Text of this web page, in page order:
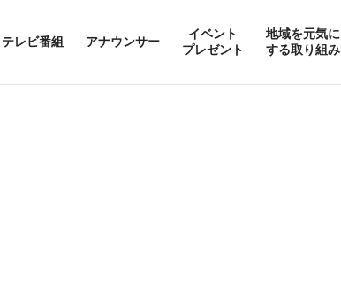
テレビ番組 アナウンサー
イベント
プレゼント
地域を元気に
する取り組み